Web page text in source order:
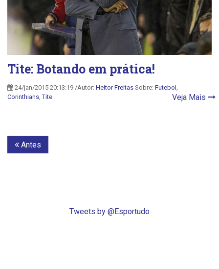
Tite: Botando em prática!
24/jan/2015 20:13:19 /Autor: Heitor Freitas Sobre: Futebol
Corinthians ,Tite Veja Mais
Antes
Tweets by @Esportudo